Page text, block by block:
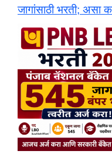
जागांसाठी भरती; असा